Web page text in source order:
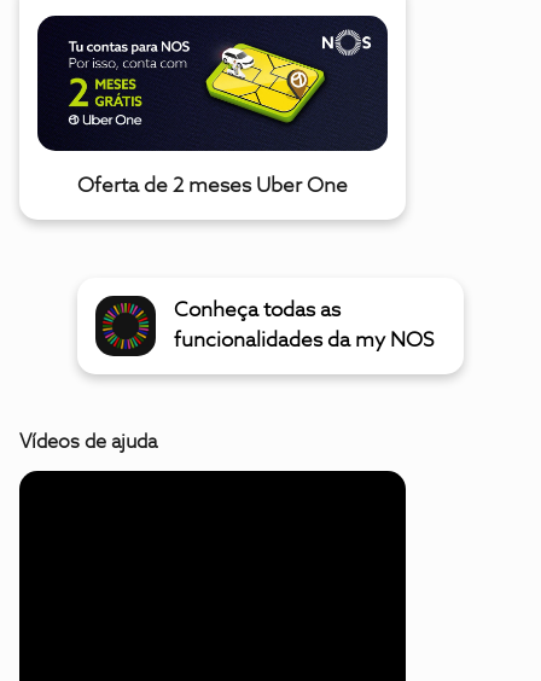
Oferta de 2 meses Uber One
Conheça todas as
funcionalidades da my NOS
Vídeos de ajuda